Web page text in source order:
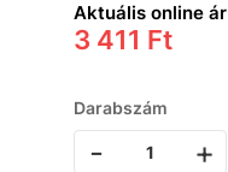
Aktuális online ár
3 411 Ft
Darabszám
- +